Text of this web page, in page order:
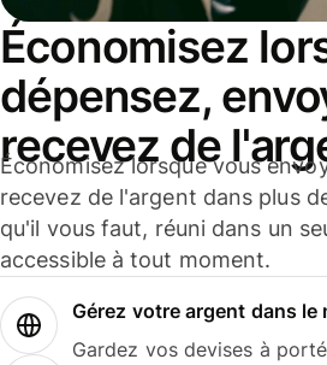
Économisez
dépensez,
recevez de
Économisez lorsque vous
recevez de l'argent dans plus
qu'il vous faut, réuni dans un
accessible à tout moment.
Gérez votre argent dans le
Gardez vos devises à